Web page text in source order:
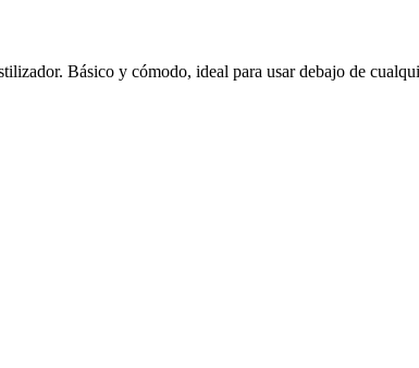
Básico y cómodo, ideal para usar debajo de